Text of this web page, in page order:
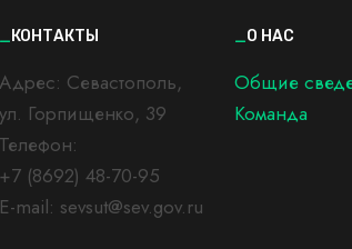
_КОНТАКТЫ
Адрес: Cевастополь,
ул. Горпищенко, 39
Телефон:
+7 (8692) 48-70-95
E-mail: sevsut@sev.gov.ru
_О НАС
Общие
Команда